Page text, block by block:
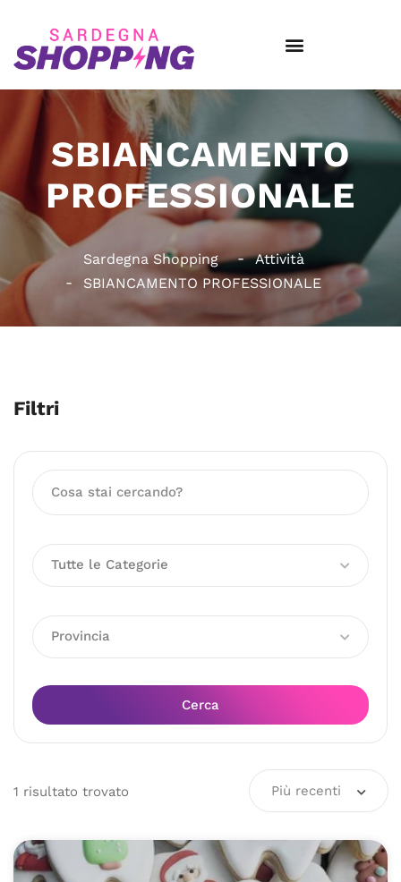
SBIANCAMENTO
PROFESSIONALE
Sardegna Shopping
Attività
SBIANCAMENTO PROFESSIONALE
Filtri
Tutte le Categorie
Provincia
Cerca
1 risultato trovato Più recenti